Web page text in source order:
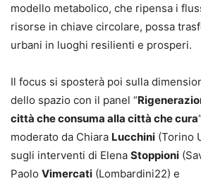
modello metabolico, che ripensa i
risorse in chiave circolare, possa
urbani in luoghi resilienti e prosperi.
Il focus si sposterà poi sulla
dello spazio con il panel “
città che consuma alla città che cura
moderato da Chiara Lucchini (Torino
sugli interventi di Elena Stoppioni
Paolo Vimercati (Lombardini22) e